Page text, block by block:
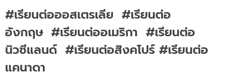
#เรียนต่อออสเตรเลีย #เรียนต่อ
อังกฤษ #เรียนต่ออเมริกา #เรียนต่อ
นิวซีแลนด์ #เรียนต่อสิงคโปร์ #เรียนต่อ
แคนาดา